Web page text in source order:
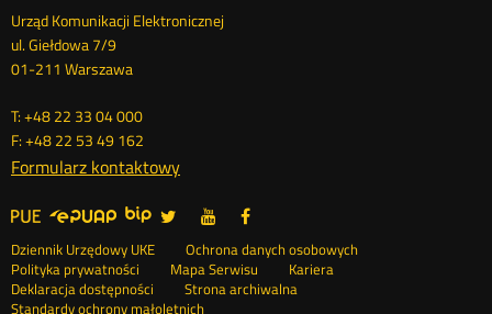
Dane
kontaktowe
Urząd Komunikacji Elektronicznej
ul. Giełdowa 7/9
01-211 Warszawa
T: +48 22 33 04 000
F: +48 22 53 49 162
Formularz kontaktowy
UKE
Serwisy
>Social
Media
UKE
portalu
Twitter
UKE
portalu
Youtube
portalu
Facebook
Menu
stopka
Dziennik Urzędowy UKE
Ochrona danych osobowych
Polityka prywatności
Mapa Serwisu
Kariera
Deklaracja dostępności
Strona archiwalna
Standardy ochrony małoletnich